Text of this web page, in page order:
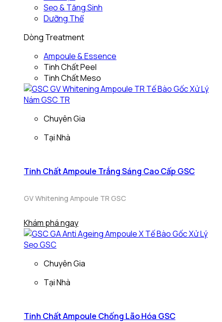
Sẹo & Tăng Sinh
Dưỡng Thể
Dòng Treatment
Ampoule & Essence
Tinh Chất Peel
Tinh Chất Meso
Chuyên Gia
Tại Nhà
Tinh Chất Ampoule Trắng Sáng Cao Cấp GSC
GV Whitening Ampoule TR GSC
Khám phá ngay
Chuyên Gia
Tại Nhà
Tinh Chất Ampoule Chống Lão Hóa GSC